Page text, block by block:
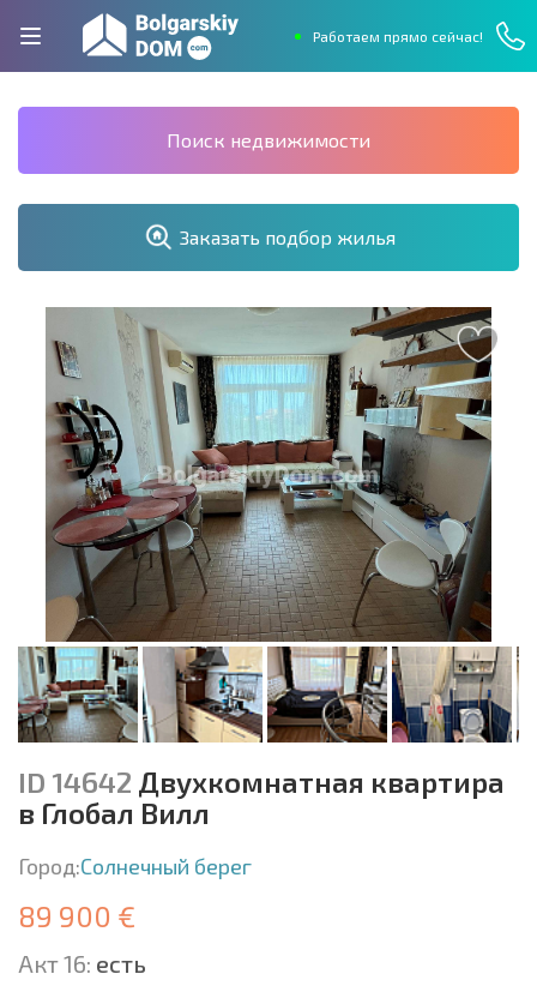
Работаем прямо сейчас!
Поиск недвижимости
Заказать подбор жилья
ID 14642 Двухкомнатная квартира
в Глобал Вилл
Город:Солнечный берег
89 900 €
Акт 16: есть